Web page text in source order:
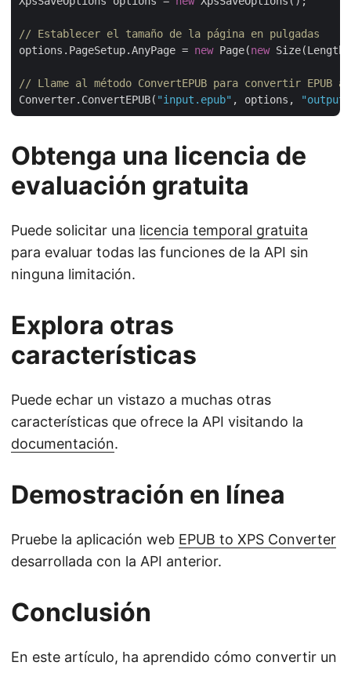
// Establecer el tamaño de la página en pulgadas
options.PageSetup.AnyPage = new Page(new
// Llame al método ConvertEPUB para convertir EPUB a
Converter.ConvertEPUB( "input.epub" , options,
Obtenga una licencia de
evaluación gratuita
Puede solicitar una licencia temporal gratuita
para evaluar todas las funciones de la API sin
ninguna limitación.
Explora otras
características
Puede echar un vistazo a muchas otras
características que ofrece la API visitando la
documentación.
Demostración en línea
Pruebe la aplicación web EPUB to XPS Converter
desarrollada con la API anterior.
Conclusión
En este artículo, ha aprendido cómo convertir un